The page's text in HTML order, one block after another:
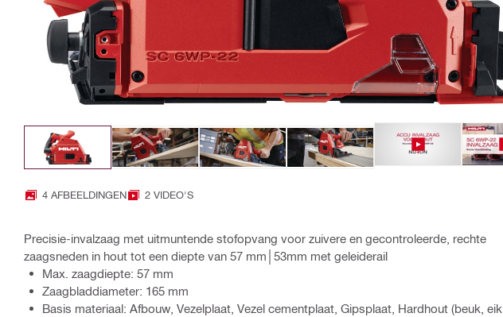
4 AFBEELDINGEN 2 VIDEO'S
Precisie-invalzaag met uitmuntende stofopvang voor zuivere en gecontroleerde, rechte
zaagsneden in hout tot een diepte van 57 mm│53mm met geleiderail
Max. zaagdiepte: 57 mm
Zaagbladdiameter: 165 mm
Basis materiaal: Afbouw, Vezelplaat, Vezel cementplaat, Gipsplaat, Hardhout (beuk, eik,